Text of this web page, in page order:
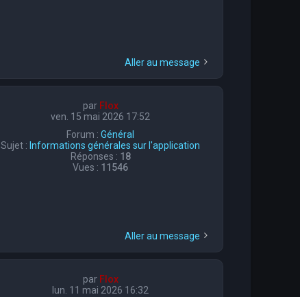
Aller au message
par Flox
ven. 15 mai 2026 17:52
Forum :Général
Sujet : Informations générales sur l'application
Réponses : 18
Vues : 11546
Aller au message
par Flox
lun. 11 mai 2026 16:32